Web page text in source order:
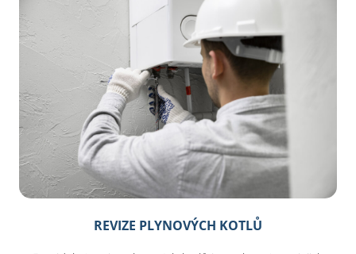
REVIZE PLYNOVÝCH KOTLŮ